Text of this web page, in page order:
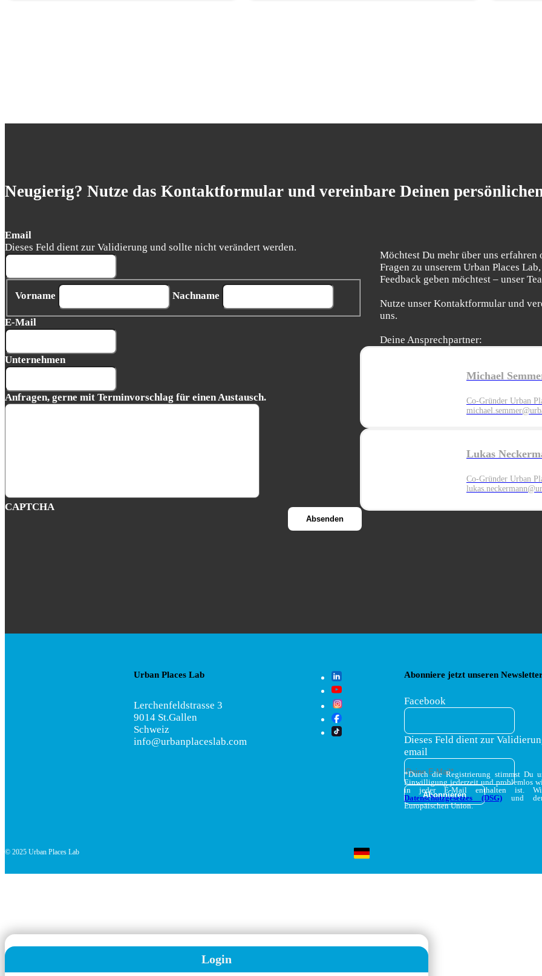
Neugierig? Nutze das Kontaktformular und vereinbare Deinen
Email
Dieses Feld dient zur Validierung und sollte nicht verändert werden.
Vorname Nachname
E-Mail
Unternehmen
Anfragen, gerne mit Terminvorschlag für einen Austausch.
CAPTCHA
Möchtest Du mehr über uns
Fragen zu unserem Urban Places
Feedback geben möchtest – unser
Nutze unser Kontaktformular und
uns.
Deine Ansprechpartner:
Michael
Co-Gründer Urban
Lukas
Co-Gründer Urban
Urban Places Lab
Lerchenfeldstrasse 3
9014 St.Gallen
Schweiz
info@urbanplaceslab.com
Abonniere jetzt unseren
Facebook
Dieses Feld dient zur
email
*Durch die Registrierung stimmst Du
Einwilligung jederzeit und problemlos
in jeder E-Mail enthalten ist.
Datenschutzgesetzes (DSG)und
Europäischen Union.
© 2025 Urban Places Lab
Login